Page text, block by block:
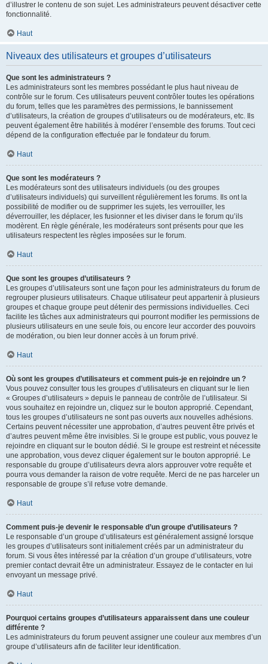
d’illustrer le contenu de son sujet. Les administrateurs peuvent désactiver cette
fonctionnalité.
Haut
Niveaux des utilisateurs et groupes d’utilisateurs
Que sont les administrateurs ?
Les administrateurs sont les membres possédant le plus haut niveau de
contrôle sur le forum. Ces utilisateurs peuvent contrôler toutes les opérations
du forum, telles que les paramètres des permissions, le bannissement
d’utilisateurs, la création de groupes d’utilisateurs ou de modérateurs, etc. Ils
peuvent également être habilités à modérer l’ensemble des forums. Tout ceci
dépend de la configuration effectuée par le fondateur du forum.
Haut
Que sont les modérateurs ?
Les modérateurs sont des utilisateurs individuels (ou des groupes
d’utilisateurs individuels) qui surveillent régulièrement les forums. Ils ont la
possibilité de modifier ou de supprimer les sujets, les verrouiller, les
déverrouiller, les déplacer, les fusionner et les diviser dans le forum qu’ils
modèrent. En règle générale, les modérateurs sont présents pour que les
utilisateurs respectent les règles imposées sur le forum.
Haut
Que sont les groupes d’utilisateurs ?
Les groupes d’utilisateurs sont une façon pour les administrateurs du forum de
regrouper plusieurs utilisateurs. Chaque utilisateur peut appartenir à plusieurs
groupes et chaque groupe peut détenir des permissions individuelles. Ceci
facilite les tâches aux administrateurs qui pourront modifier les permissions de
plusieurs utilisateurs en une seule fois, ou encore leur accorder des pouvoirs
de modération, ou bien leur donner accès à un forum privé.
Haut
Où sont les groupes d’utilisateurs et comment puis-je en rejoindre un ?
Vous pouvez consulter tous les groupes d’utilisateurs en cliquant sur le lien
« Groupes d’utilisateurs » depuis le panneau de contrôle de l’utilisateur. Si
vous souhaitez en rejoindre un, cliquez sur le bouton approprié. Cependant,
tous les groupes d’utilisateurs ne sont pas ouverts aux nouvelles adhésions.
Certains peuvent nécessiter une approbation, d’autres peuvent être privés et
d’autres peuvent même être invisibles. Si le groupe est public, vous pouvez le
rejoindre en cliquant sur le bouton dédié. Si le groupe est restreint et nécessite
une approbation, vous devez cliquer également sur le bouton approprié. Le
responsable du groupe d’utilisateurs devra alors approuver votre requête et
pourra vous demander la raison de votre requête. Merci de ne pas harceler un
responsable de groupe s’il refuse votre demande.
Haut
Comment puis-je devenir le responsable d’un groupe d’utilisateurs ?
Le responsable d’un groupe d’utilisateurs est généralement assigné lorsque
les groupes d’utilisateurs sont initialement créés par un administrateur du
forum. Si vous êtes intéressé par la création d’un groupe d’utilisateurs, votre
premier contact devrait être un administrateur. Essayez de le contacter en lui
envoyant un message privé.
Haut
Pourquoi certains groupes d’utilisateurs apparaissent dans une couleur
différente ?
Les administrateurs du forum peuvent assigner une couleur aux membres d’un
groupe d’utilisateurs afin de faciliter leur identification.